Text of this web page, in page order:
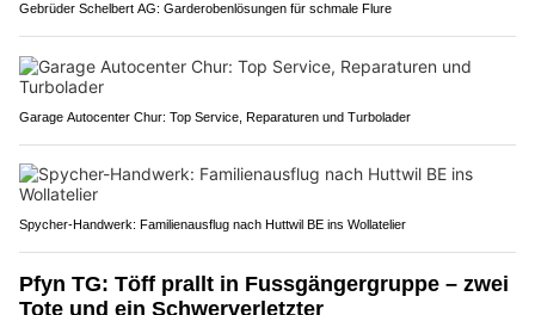
Gebrüder Schelbert AG: Garderobenlösungen für schmale Flure
Garage Autocenter Chur: Top Service, Reparaturen und Turbolader
Spycher-Handwerk: Familienausflug nach Huttwil BE ins Wollatelier
Pfyn TG: Töff prallt in Fussgängergruppe – zwei
Tote und ein Schwerverletzter